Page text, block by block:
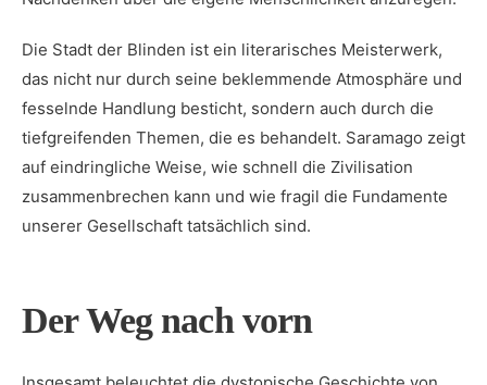
Die ⁤Stadt der Blinden ist ein ‌literarisches Meisterwerk,
das nicht nur durch seine beklemmende Atmosphäre und
fesselnde Handlung besticht, sondern auch durch die‍
tiefgreifenden Themen, die es behandelt. Saramago‍ zeigt
auf eindringliche Weise, wie​ schnell die Zivilisation
‍zusammenbrechen kann ​und⁤ wie fragil die Fundamente
unserer Gesellschaft tatsächlich sind.
Der Weg nach vorn